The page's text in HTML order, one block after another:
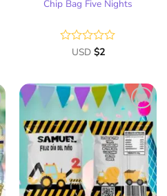
Chip Bag Five Nights
Valorado
de
USD $2
Añadir
a la
lista
de
deseos